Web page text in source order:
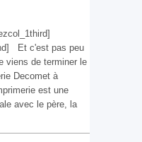
Et c'est pas peu
viens de terminer le
Decomet à
est une
avec le père, la